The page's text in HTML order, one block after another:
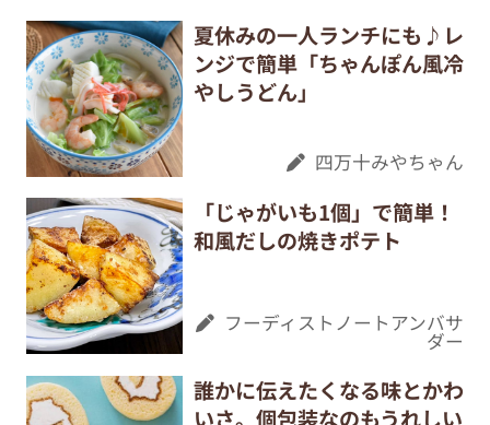
夏休みの一人ランチにも♪レ
ンジで簡単「ちゃんぽん風冷
やしうどん」
四万十みやちゃん
「じゃがいも1個」で簡単！
和風だしの焼きポテト
フーディストノートアンバサ
ダー
誰かに伝えたくなる味とかわ
いさ。個包装なのもうれしい